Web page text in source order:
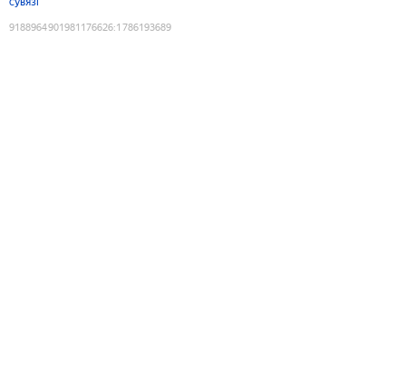
9188964901981176626:1786193689